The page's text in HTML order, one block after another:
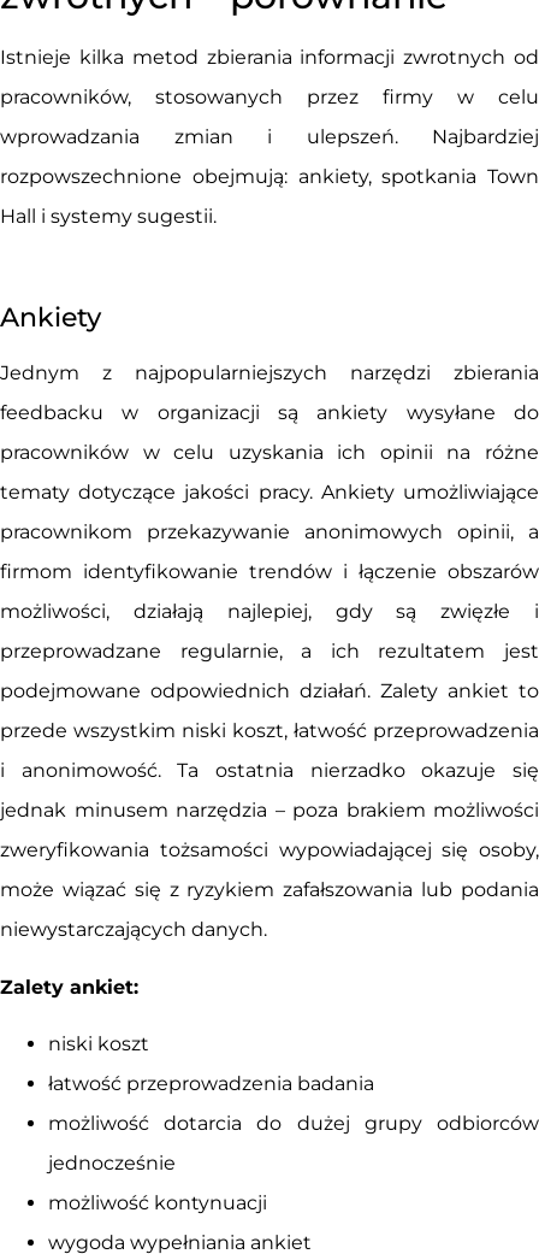
Istnieje kilka metod zbierania informacji zwrotnych od
pracowników, stosowanych przez firmy w celu
wprowadzania zmian i ulepszeń. Najbardziej
rozpowszechnione obejmują: ankiety, spotkania Town
Hall i systemy sugestii.
Ankiety
Jednym z najpopularniejszych narzędzi zbierania
feedbacku w organizacji są ankiety wysyłane do
pracowników w celu uzyskania ich opinii na różne
tematy dotyczące jakości pracy. Ankiety umożliwiające
pracownikom przekazywanie anonimowych opinii, a
firmom identyfikowanie trendów i łączenie obszarów
możliwości, działają najlepiej, gdy są zwięzłe i
przeprowadzane regularnie, a ich rezultatem jest
podejmowane odpowiednich działań. Zalety ankiet to
przede wszystkim niski koszt, łatwość przeprowadzenia
i anonimowość. Ta ostatnia nierzadko okazuje się
jednak minusem narzędzia – poza brakiem możliwości
zweryfikowania tożsamości wypowiadającej się osoby,
może wiązać się z ryzykiem zafałszowania lub podania
niewystarczających danych.
Zalety ankiet:
niski koszt
łatwość przeprowadzenia badania
możliwość dotarcia do dużej grupy odbiorców
jednocześnie
możliwość kontynuacji
wygoda wypełniania ankiet